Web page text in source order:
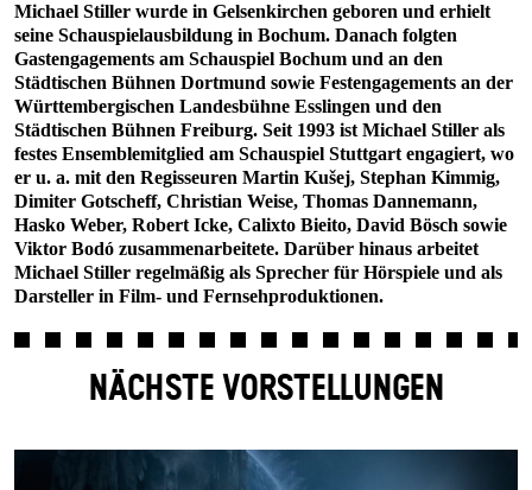
Michael Stiller wurde in Gelsenkirchen geboren und erhielt
seine Schauspielausbildung in Bochum. Danach folgten
Gastengagements am Schauspiel Bochum und an den
Städtischen Bühnen Dortmund sowie Festengagements an der
Württembergischen Landesbühne Esslingen und den
Städtischen Bühnen Freiburg. Seit 1993 ist Michael Stiller als
festes Ensemblemitglied am Schauspiel Stuttgart engagiert, wo
er u. a. mit den Regisseuren Martin Kušej, Stephan Kimmig,
Dimiter Gotscheff, Christian Weise, Thomas Dannemann,
Hasko Weber, Robert Icke, Calixto Bieito, David Bösch sowie
Viktor Bodó zusammenarbeitete. Darüber hinaus arbeitet
Michael Stiller regelmäßig als Sprecher für Hörspiele und als
Darsteller in Film- und Fernsehproduktionen.
NÄCHSTE VORSTELLUNGEN